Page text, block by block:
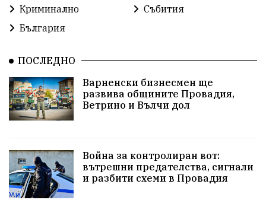
Център за обслужване Модел „на едно гише“
Развитие на града
Знак за европейско наследство
управлението на Провадия Общински съвет
Сигнали Посещението на Бойко Борисов
Използва ли се за кампания? Екология
Райско кътче
Криминално
Събития
България
ПОСЛЕДНО
Варненски бизнесмен ще
развива общините Провадия,
Ветрино и Вълчи дол
Война за контролиран вот:
вътрешни предателства, сигнали
и разбити схеми в Провадия